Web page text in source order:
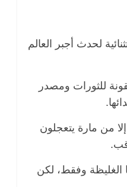
لحدث أجبر العالم
للثورات ومصدر
من مارة يتعجلون
الغليظة وفقط، لكن
مائدة الإفطار.. يحيى
فارس مقاومة